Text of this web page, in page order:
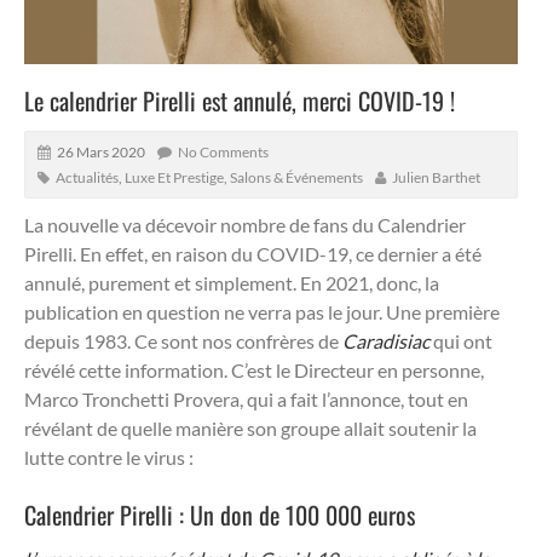
Le calendrier Pirelli est annulé, merci COVID-19 !
26 Mars 2020
No Comments
Actualités Luxe Et Prestige Salons & Événements Julien Barthet
La nouvelle va décevoir nombre de fans du Calendrier
Pirelli. En effet, en raison du COVID-19, ce dernier a été
annulé, purement et simplement. En 2021, donc, la
publication en question ne verra pas le jour. Une première
depuis 1983. Ce sont nos confrères de Caradisiacqui ont
révélé cette information. C’est le Directeur en personne,
Marco Tronchetti Provera, qui a fait l’annonce, tout en
révélant de quelle manière son groupe allait soutenir la
lutte contre le virus :
Calendrier Pirelli : Un don de 100 000 euros